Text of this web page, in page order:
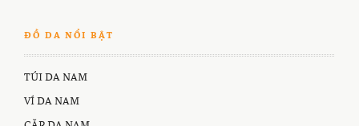
ĐỒ DA NỔI BẬT
TÚI DA NAM
VÍ DA NAM